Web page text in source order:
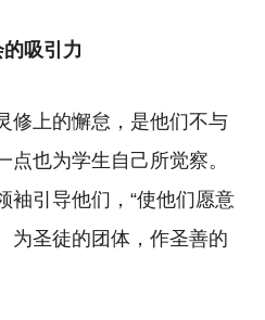
吸引力
修上的懈怠，是他们不与
也为学生自己所觉察。
袖引导他们，“使他们愿意
为圣徒的团体，作圣善的